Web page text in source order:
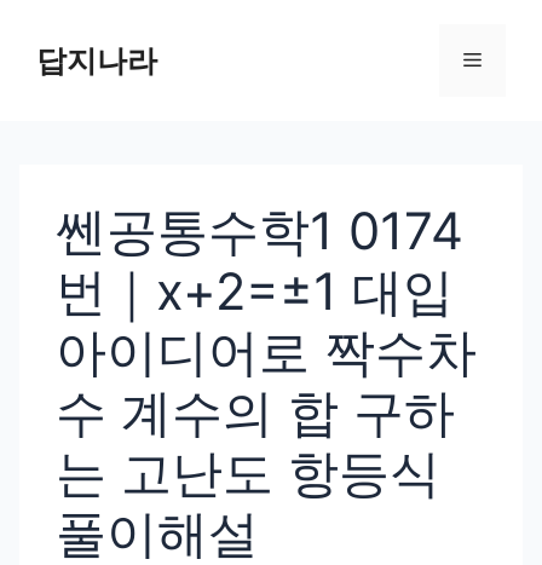
답지나라 메
쎈공통수학1 0174
번｜x+2=±1 대입
아이디어로 짝수차
수 계수의 합 구하
는 고난도 항등식
풀이해설